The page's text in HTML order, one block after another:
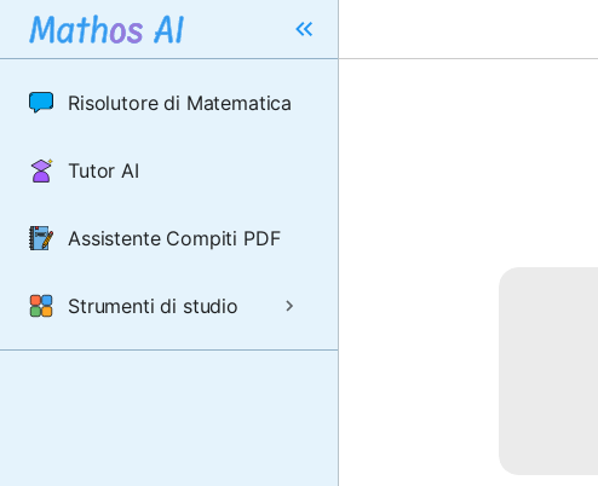
Risolutore di Matematica
Tutor AI
Assistente Compiti PDF
Strumenti di studio